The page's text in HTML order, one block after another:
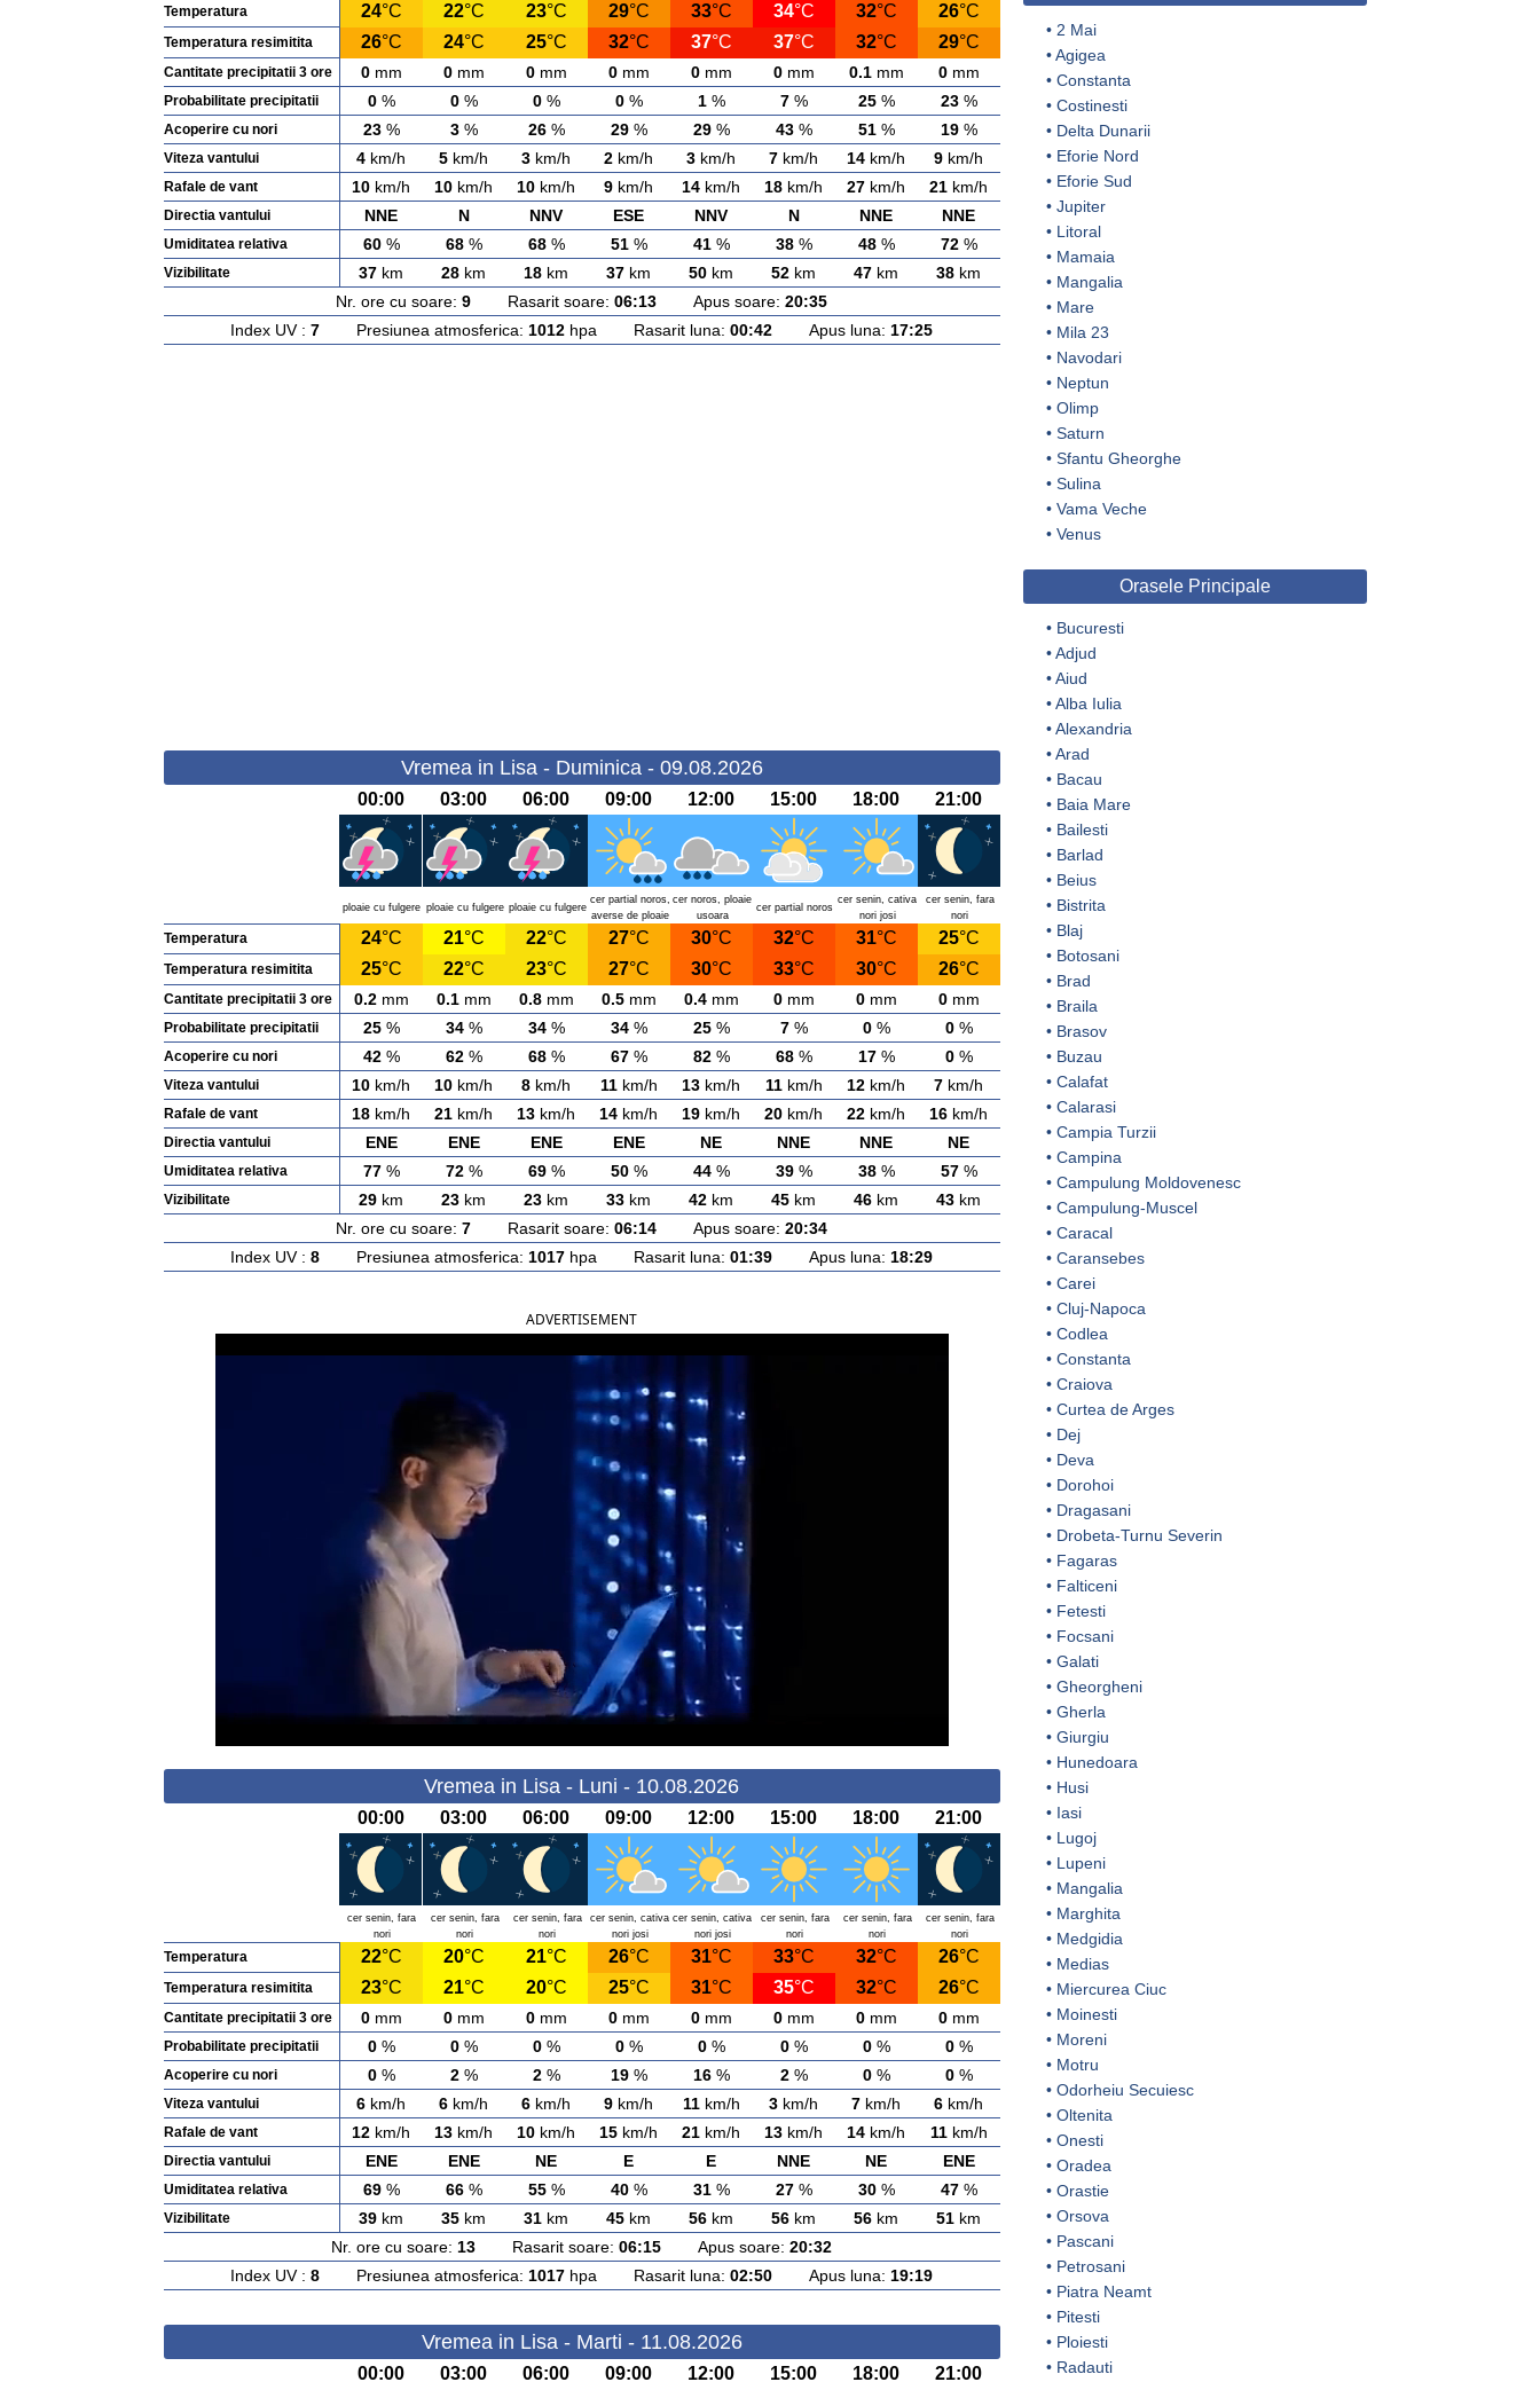
Temperatura 24°C 22°C 23°C 29°C 33°C 34°C 32°C 26°C
Temperatura resimitita 26°C 24°C 25°C 32°C 37°C 37°C 32°C 29°C
Cantitate precipitatii 3 ore 0mm 0mm 0mm 0mm 0mm 0mm 0.1mm 0mm
Probabilitate precipitatii 0% 0% 0% 0% 1% 7% 25% 23%
Acoperire cu nori 23% 3% 26% 29% 29% 43% 51% 19%
Viteza vantului 4 km/h 5 km/h 3 km/h 2 km/h 3 km/h 7 km/h 14 km/h 9 km/h
Rafale de vant 10 km/h 10 km/h 10 km/h 9 km/h 14 km/h 18 km/h 27 km/h 21 km/h
Directia vantului NNE N NNV ESE NNV N NNE NNE
Umiditatea relativa 60% 68% 68% 51% 41% 38% 48% 72%
Vizibilitate 37 km 28 km 18 km 37 km 50 km 52 km 47 km 38 km
Nr. ore cu soare: 9 Rasarit soare: 06:13 Apus soare: 20:35
Index UV : 7 Presiunea atmosferica: 1012 hpa Rasarit luna: 00:42 Apus luna: 17:25
Vremea in Lisa - Duminica - 09.08.2026
00:00 03:00 06:00 09:00 12:00 15:00 18:00 21:00
ploaie cu fulgere ploaie cu fulgere ploaie cu fulgere
cer partial noros,
averse de ploaie
cer noros, ploaie
usoara
cer partial noros
cer senin, cativa
nori josi
cer senin, fara
nori
Temperatura 24°C 21°C 22°C 27°C 30°C 32°C 31°C 25°C
Temperatura resimitita 25°C 22°C 23°C 27°C 30°C 33°C 30°C 26°C
Cantitate precipitatii 3 ore 0.2mm 0.1mm 0.8mm 0.5mm 0.4mm 0mm 0mm 0mm
Probabilitate precipitatii 25% 34% 34% 34% 25% 7% 0% 0%
Acoperire cu nori 42% 62% 68% 67% 82% 68% 17% 0%
Viteza vantului 10 km/h 10 km/h 8 km/h 11km/h 13 km/h 11km/h 12 km/h 7 km/h
Rafale de vant 18 km/h 21 km/h 13 km/h 14 km/h 19 km/h 20 km/h 22 km/h 16 km/h
Directia vantului ENE ENE ENE ENE NE NNE NNE NE
Umiditatea relativa 77% 72% 69% 50% 44% 39% 38% 57%
Vizibilitate 29 km 23 km 23 km 33 km 42 km 45 km 46 km 43 km
Nr. ore cu soare: 7 Rasarit soare: 06:14 Apus soare: 20:34
Index UV : 8 Presiunea atmosferica: 1017 hpa Rasarit luna: 01:39 Apus luna: 18:29
ADVERTISEMENT
Vremea in Lisa - Luni - 10.08.2026
00:00 03:00 06:00 09:00 12:00 15:00 18:00 21:00
cer senin, fara
nori
cer senin, fara
nori
cer senin, fara
nori
cer senin, cativa
nori josi
cer senin, cativa
nori josi
cer senin, fara
nori
cer senin, fara
nori
cer senin, fara
nori
Temperatura 22°C 20°C 21°C 26°C 31°C 33°C 32°C 26°C
Temperatura resimitita 23°C 21°C 20°C 25°C 31°C 35°C 32°C 26°C
Cantitate precipitatii 3 ore 0mm 0mm 0mm 0mm 0mm 0mm 0mm 0mm
Probabilitate precipitatii 0% 0% 0% 0% 0% 0% 0% 0%
Acoperire cu nori 0% 2% 2% 19% 16% 2% 0% 0%
Viteza vantului 6 km/h 6 km/h 6 km/h 9 km/h 11km/h 3 km/h 7 km/h 6 km/h
Rafale de vant 12 km/h 13 km/h 10 km/h 15 km/h 21 km/h 13 km/h 14 km/h 11km/h
Directia vantului ENE ENE NE E E NNE NE ENE
Umiditatea relativa 69% 66% 55% 40% 31% 27% 30% 47%
Vizibilitate 39 km 35 km 31 km 45 km 56 km 56 km 56 km 51 km
Nr. ore cu soare: 13 Rasarit soare: 06:15 Apus soare: 20:32
Index UV : 8 Presiunea atmosferica: 1017 hpa Rasarit luna: 02:50 Apus luna: 19:19
Vremea in Lisa - Marti - 11.08.2026
00:00 03:00 06:00 09:00 12:00 15:00 18:00 21:00
• 2 Mai
•Agigea
• Constanta
• Costinesti
• Delta Dunarii
• Eforie Nord
• Eforie Sud
• Jupiter
• Litoral
• Mamaia
• Mangalia
• Mare
• Mila 23
• Navodari
• Neptun
• Olimp
• Saturn
• Sfantu Gheorghe
• Sulina
• Vama Veche
• Venus
Orasele Principale
• Bucuresti
•Adjud
•Aiud
•Alba Iulia
•Alexandria
•Arad
• Bacau
• Baia Mare
• Bailesti
• Barlad
• Beius
• Bistrita
• Blaj
• Botosani
• Brad
• Braila
• Brasov
• Buzau
• Calafat
• Calarasi
• Campia Turzii
• Campina
• Campulung Moldovenesc
• Campulung-Muscel
• Caracal
• Caransebes
• Carei
• Cluj-Napoca
• Codlea
• Constanta
• Craiova
• Curtea de Arges
• Dej
• Deva
• Dorohoi
• Dragasani
• Drobeta-Turnu Severin
• Fagaras
• Falticeni
• Fetesti
• Focsani
• Galati
• Gheorgheni
• Gherla
• Giurgiu
• Hunedoara
• Husi
• Iasi
• Lugoj
• Lupeni
• Mangalia
• Marghita
• Medgidia
• Medias
• Miercurea Ciuc
• Moinesti
• Moreni
• Motru
• Odorheiu Secuiesc
• Oltenita
• Onesti
• Oradea
• Orastie
• Orsova
• Pascani
• Petrosani
• Piatra Neamt
• Pitesti
• Ploiesti
• Radauti